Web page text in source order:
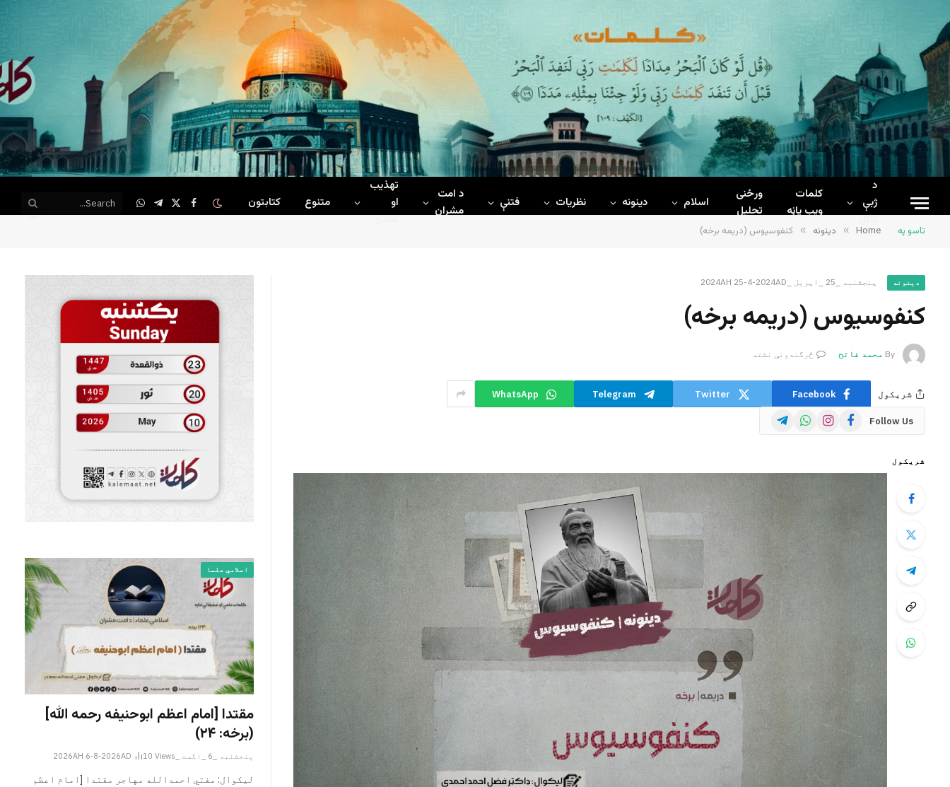
د
ژبې
ټاکل
کلمات
ويب پاڼه
ورځنی
تحلیل
اسلام دینونه نظریات فتنې
د امت
مشران
تهذیب
او
تمدن
متنوع کتابتون Facebook
X
Telegram
WhatsApp
تاسو په Home
» دینونه » کنفوسیوس (دریمه برخه)
دینونه پنجشنبه _25 _اپریل _2024AH 25-4-2024AD
کنفوسیوس (دریمه برخه)
By محمد فاتح څرگندونې نشته
شریکول Facebook
Twitter
Telegram
WhatsApp
Follow Us
Facebook
Instagram
WhatsApp
Telegram
شریکول
اسلامي علما
مقتدا [امام اعظم ابوحنیفه رحمه الله‎]
(برخه: ۲۴)
پنجشنبه _6 _اگست _2026AH 6-8-2026AD 10 Views
لیکوال: مفتي احمدالله مهاجر مقتدا [امام اعظم